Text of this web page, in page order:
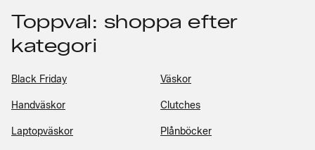
Toppval: shoppa efter
kategori
Black Friday Väskor
Handväskor Clutches
Laptopväskor Plånböcker